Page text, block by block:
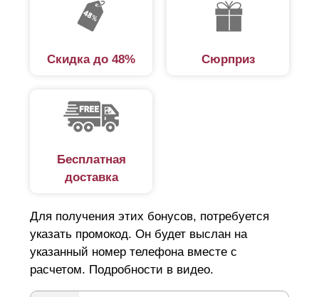
Скидка до 48% Сюрприз
Бесплатная
доставка
Для получения этих бонусов, потребуется
указать промокод. Он будет выслан на
указанный номер телефона вместе с
расчетом. Подробности в видео.